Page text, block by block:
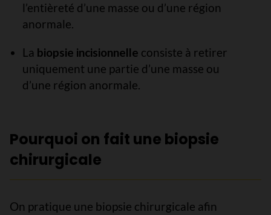
l’entièreté d’une masse ou d’une région
anormale.
La biopsie incisionnelle consiste à retirer
uniquement une partie d’une masse ou
d’une région anormale.
Pourquoi on fait une biopsie
chirurgicale
On pratique une biopsie chirurgicale afin